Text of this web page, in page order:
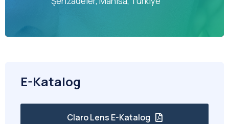
E-Katalog
Claro Lens E-Katalog